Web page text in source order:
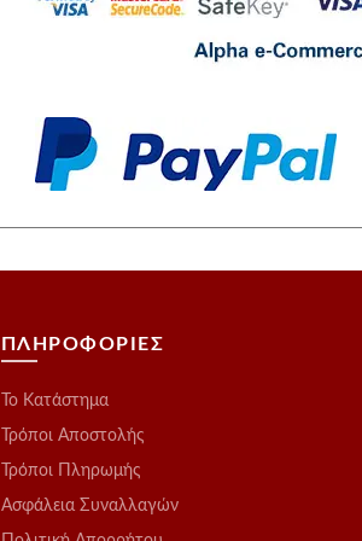
ΠΛΗΡΟΦΟΡΙΕΣ
Το Kατάστημα
Τρόποι Αποστολής
Τρόποι Πληρωμής
Ασφάλεια Συναλλαγών